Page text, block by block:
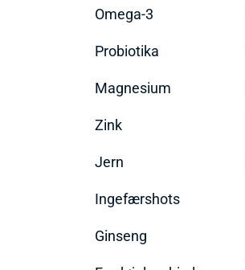
Omega-3
Probiotika
Magnesium
Zink
Jern
Ingefærshots
Ginseng